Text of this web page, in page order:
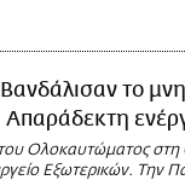
το
Ολοκαυτώματος
Εξωτερικών. Την